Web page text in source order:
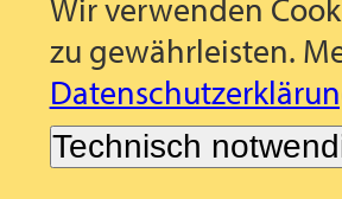
Wir verwenden
zu gewährleisten.
Technisch
Es tut uns leid!